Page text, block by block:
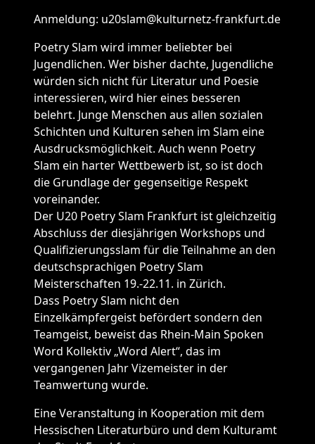
Anmeldung: u20slam@kulturnetz-frankfurt.de
Poetry Slam wird immer beliebter bei
Jugendlichen. Wer bisher dachte, Jugendliche
würden sich nicht für Literatur und Poesie
interessieren, wird hier eines besseren
belehrt. Junge Menschen aus allen sozialen
Schichten und Kulturen sehen im Slam eine
Ausdrucksmöglichkeit. Auch wenn Poetry
Slam ein harter Wettbewerb ist, so ist doch
die Grundlage der gegenseitige Respekt
voreinander.
Der U20 Poetry Slam Frankfurt ist gleichzeitig
Abschluss der diesjährigen Workshops und
Qualifizierungsslam für die Teilnahme an den
deutschsprachigen Poetry Slam
Meisterschaften 19.-22.11. in Zürich.
Dass Poetry Slam nicht den
Einzelkämpfergeist befördert sondern den
Teamgeist, beweist das Rhein-Main Spoken
Word Kollektiv „Word Alert“, das im
vergangenen Jahr Vizemeister in der
Teamwertung wurde.
Eine Veranstaltung in Kooperation mit dem
Hessischen Literaturbüro und dem Kulturamt